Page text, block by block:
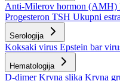
Anti-Milerov hormon (AMH)
Progesteron TSH Ukupni
Serologija
Koksaki virus Epstein bar
Hematologija
D-dimerKrvna slika Krvna